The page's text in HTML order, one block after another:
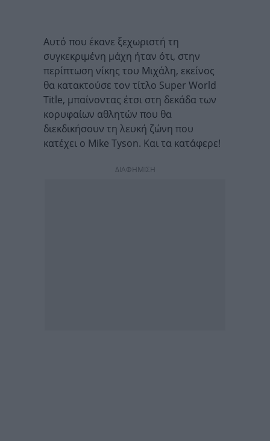
Αυτό που έκανε ξεχωριστή τη
συγκεκριμένη μάχη ήταν ότι, στην
περίπτωση νίκης του Μιχάλη, εκείνος
θα κατακτούσε τον τίτλο Super World
Title, μπαίνοντας έτσι στη δεκάδα των
κορυφαίων αθλητών που θα
διεκδικήσουν τη λευκή ζώνη που
κατέχει ο Mike Tyson. Και τα κατάφερε!
ΔΙΑΦΗΜΙΣΗ